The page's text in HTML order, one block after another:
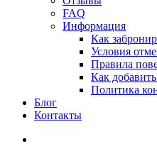
FAQ
Информация
Как
Условия
Правила
Как
Политика
Блог
Контакты